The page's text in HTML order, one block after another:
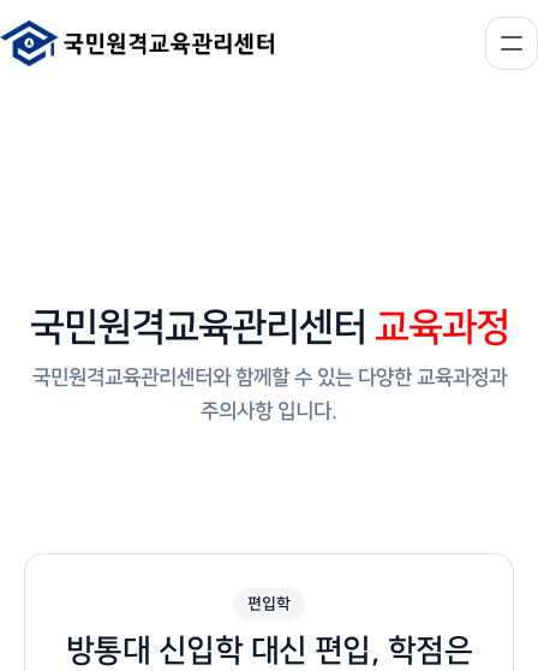
국민원격교육관리센터 교육과정
국민원격교육관리센터와 함께할 수 있는 다양한 교육과정과
주의사항 입니다.
편입학
방통대 신입학 대신 편입, 학점은